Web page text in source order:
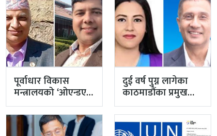
पूर्वाधार विकास
मन्त्रालयको ‘ओएन्डएम’
नटुंगिदा प्रशासनका
सहसचिवको भएन
व्यवस्थापन
दुई वर्ष पुग्न लागेका
काठमाडौंका प्रमुख
प्रशासकीय अधिकृत
गुरागाईं अवकाशमा,…